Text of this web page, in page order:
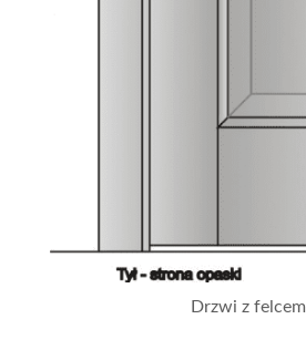
Drzwi z felcem